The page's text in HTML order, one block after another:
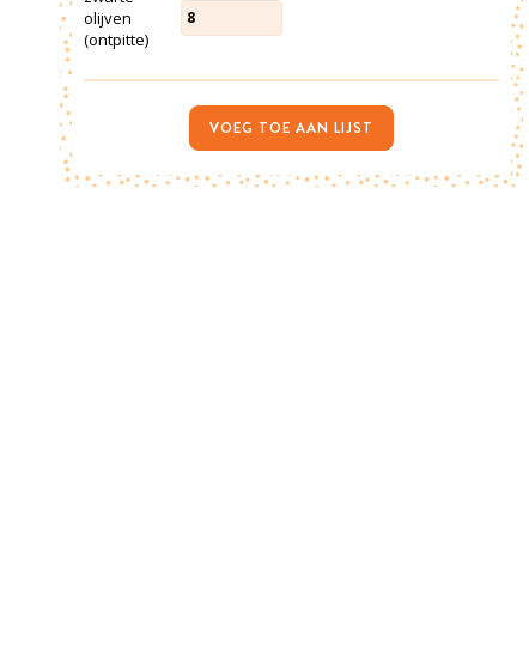
olijven
(ontpitte)
8
VOEG TOE AAN LIJST